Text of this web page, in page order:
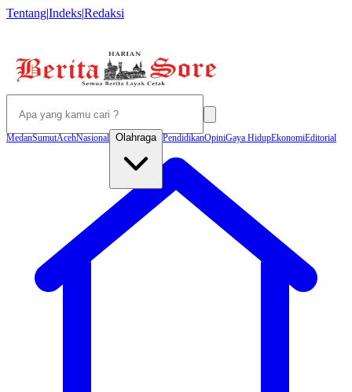
Tentang|Indeks|Redaksi
MedanSumutAcehNasional Olahraga PendidikanOpiniGaya HidupEkonomiEditorial